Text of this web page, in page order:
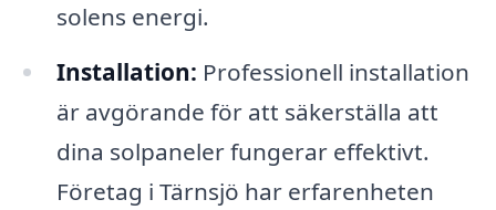
solens energi.
Installation: Professionell installation
är avgörande för att säkerställa att
dina solpaneler fungerar effektivt.
Företag i Tärnsjö har erfarenheten